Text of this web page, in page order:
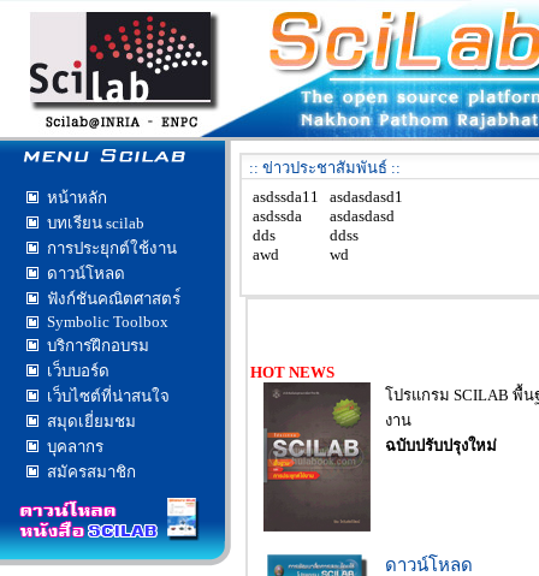
หน้าหลัก
บทเรียน scilab
การประยุกต์ใช้งาน
ดาวน์โหลด
ฟังก์ชันคณิตศาสตร
Symbolic Toolbox
บริการฝึกอบรม
เว็บบอร์ด
เว็บไซต์ที่น่าสนใจ
สมุดเยี่ยมชม
บุคลากร
สมัครสมาชิก
:: ข่าวประชาสัมพันธ์ ::
asdssda11
asdasdasd1
asdssda
asdasdasd
dds
ddss
awd
wd
HOT NEWS
โปรแกรม SCILAB พื้
งาน
ฉบับปรับปรุงใหม่
ดาวน์โหลด